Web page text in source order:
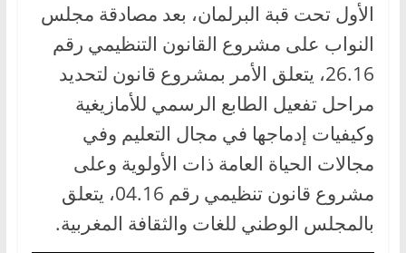
الأول تحت قبة البرلمان، بعد مصادقة مجلس
النواب على مشروع القانون التنظيمي رقم
26.16، يتعلق الأمر بمشروع قانون لتحديد
مراحل تفعيل الطابع الرسمي للأمازيغية
وكيفيات إدماجها في مجال التعليم وفي
مجالات الحياة العامة ذات الأولوية وعلى
مشروع قانون تنظيمي رقم 04.16، يتعلق
بالمجلس الوطني للغات والثقافة المغربية.